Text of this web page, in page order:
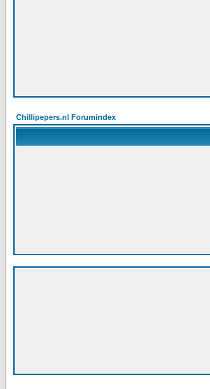
Chillipepers.nl Forumindex